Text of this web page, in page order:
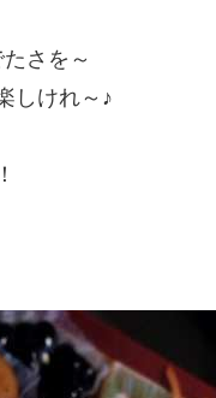
さを～
けれ～♪